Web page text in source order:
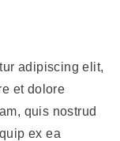
adipiscing elit,
et dolore
quis nostrud
ex ea